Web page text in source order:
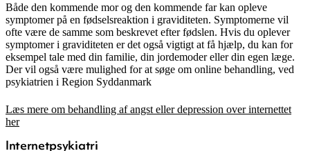
Både den kommende mor og den kommende far kan opleve
symptomer på en fødselsreaktion i graviditeten. Symptomerne vil
ofte være de samme som beskrevet efter fødslen. Hvis du oplever
symptomer i graviditeten er det også vigtigt at få hjælp, du kan for
eksempel tale med din familie, din jordemoder eller din egen læge.
Der vil også være mulighed for at søge om online behandling, ved
psykiatrien i Region Syddanmark
Læs mere om behandling af angst eller depression over internettet
her
Internetpsykiatri